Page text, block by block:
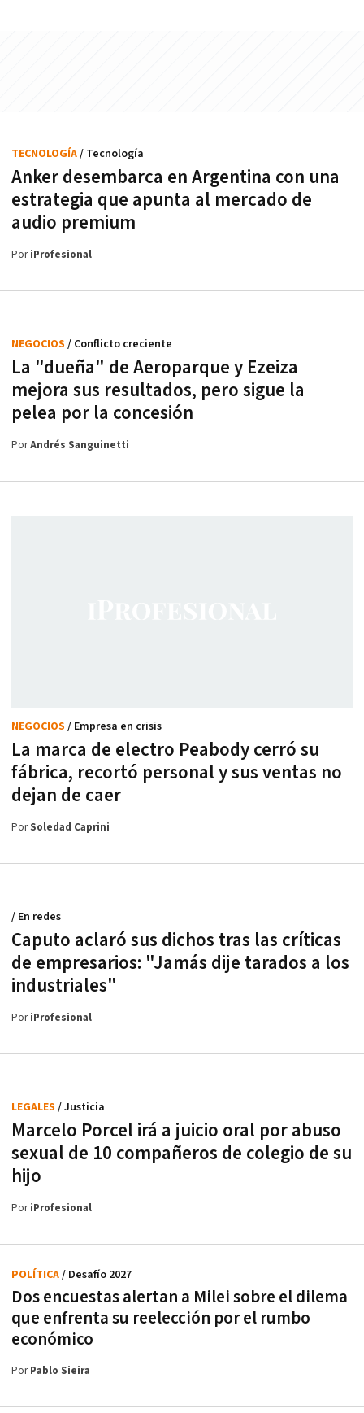
Anker desembarca en Argentina con una
estrategia que apunta al mercado de
audio premium
TECNOLOGÍA/ Tecnología
PoriProfesional
La "dueña" de Aeroparque y Ezeiza
mejora sus resultados, pero sigue la
pelea por la concesión
NEGOCIOS / Conflicto creciente
PorAndrés Sanguinetti
La marca de electro Peabody cerró su
fábrica, recortó personal y sus ventas no
dejan de caer
NEGOCIOS / Empresa en crisis
PorSoledad Caprini
Caputo aclaró sus dichos tras las críticas
de empresarios: "Jamás dije tarados a los
industriales"
/ En redes
PoriProfesional
Marcelo Porcel irá a juicio oral por abuso
sexual de 10 compañeros de colegio de su
hijo
LEGALES / Justicia
PoriProfesional
Dos encuestas alertan a Milei sobre el dilema
que enfrenta su reelección por el rumbo
económico
POLÍTICA/ Desafío 2027
PorPablo Sieira